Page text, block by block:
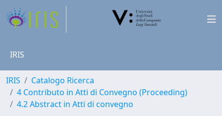
IRIS
IRIS
Catalogo Ricerca
4 Contributo in Atti di Convegno (Proceeding)
4.2 Abstract in Atti di convegno